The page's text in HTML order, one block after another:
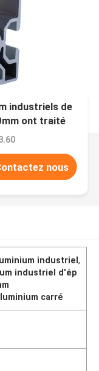
industriels de
ont traité
nous
industriel,
industriel d'ép
carré